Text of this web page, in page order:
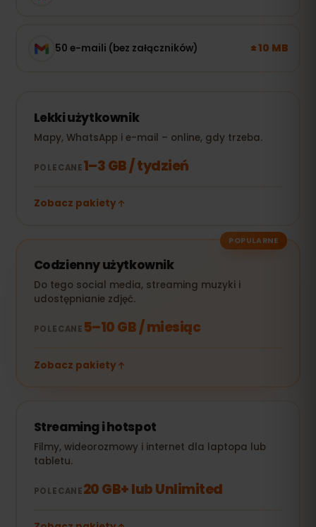
50 e-maili (bez załączników) ± 10 MB
Lekki użytkownik
Mapy, WhatsApp i e-mail – online, gdy trzeba.
POLECANE1–3 GB / tydzień
Zobacz pakiety
POPULARNE
Codzienny użytkownik
Do tego social media, streaming muzyki i
udostępnianie zdjęć.
POLECANE 5–10 GB / miesiąc
Zobacz pakiety
Streaming i hotspot
Filmy, wideorozmowy i internet dla laptopa lub
tabletu.
POLECANE20 GB+ lub Unlimited